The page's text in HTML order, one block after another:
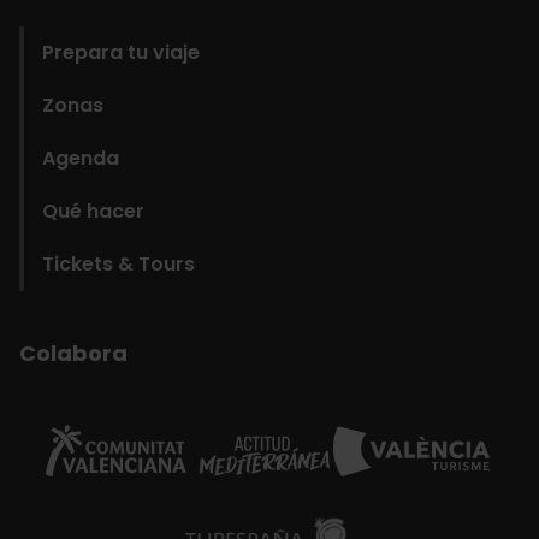
Prepara tu viaje
Zonas
Agenda
Qué hacer
Tickets & Tours
Colabora